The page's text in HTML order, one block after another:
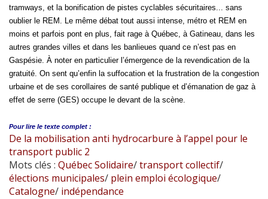
tramways, et la bonification de pistes cyclables sécuritaires... sans
oublier le REM. Le même débat tout aussi intense, métro et REM en
moins et parfois pont en plus, fait rage à Québec, à Gatineau, dans les
autres grandes villes et dans les banlieues quand ce n’est pas en
Gaspésie. À noter en particulier l’émergence de la revendication de la
gratuité. On sent qu’enfin la suffocation et la frustration de la congestion
urbaine et de ses corollaires de santé publique et d’émanation de gaz à
effet de serre (GES) occupe le devant de la scène.
Pour lire le texte complet :
De la mobilisation anti hydrocarbure à l’appel pour le
transport public 2
Mots clés : Québec Solidaire/transport collectif/
élections municipales/ plein emploi écologique/
Catalogne/ indépendance